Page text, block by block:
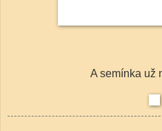
A semínka už